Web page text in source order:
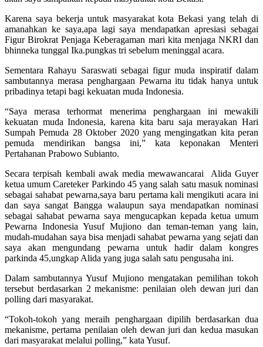
Karena saya bekerja untuk masyarakat kota Bekasi yang telah di
amanahkan ke saya,apa lagi saya mendapatkan apresiasi sebagai
Figur Birokrat Penjaga Keberagaman mari kita menjaga NKRI dan
bhinneka tunggal Ika.pungkas tri sebelum meninggal acara.
Sementara Rahayu Saraswati sebagai figur muda inspiratif dalam
sambutannya merasa penghargaan Pewarna itu tidak hanya untuk
pribadinya tetapi bagi kekuatan muda Indonesia.
“Saya merasa terhormat menerima penghargaan ini mewakili
kekuatan muda Indonesia, karena kita baru saja merayakan Hari
Sumpah Pemuda 28 Oktober 2020 yang mengingatkan kita peran
pemuda mendirikan bangsa ini,” kata keponakan Menteri
Pertahanan Prabowo Subianto.
Secara terpisah kembali awak media mewawancarai Alida Guyer
ketua umum Careteker Parkindo 45 yang salah satu masuk nominasi
sebagai sahabat pewarna,saya baru pertama kali mengikuti acara ini
dan saya sangat Bangga walaupun saya mendapatkan nominasi
sebagai sahabat pewarna saya mengucapkan kepada ketua umum
Pewarna Indonesia Yusuf Mujiono dan teman-teman yang lain,
mudah-mudahan saya bisa menjadi sahabat pewarna yang sejati dan
saya akan mengundang pewarna untuk hadir dalam kongres
parkinda 45,ungkap Alida yang juga salah satu pengusaha ini.
Dalam sambutannya Yusuf Mujiono mengatakan pemilihan tokoh
tersebut berdasarkan 2 mekanisme: penilaian oleh dewan juri dan
polling dari masyarakat.
“Tokoh-tokoh yang meraih penghargaan dipilih berdasarkan dua
mekanisme, pertama penilaian oleh dewan juri dan kedua masukan
dari masyarakat melalui polling,” kata Yusuf.